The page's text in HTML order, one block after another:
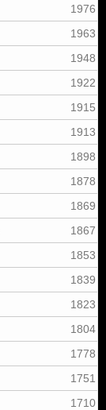
1976
1963
1948
1922
1915
1913
1898
1878
1869
1867
1853
1839
1823
1804
1778
1751
1710